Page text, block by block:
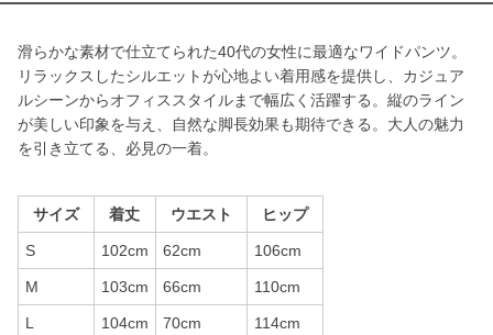
滑らかな素材で仕立てられた40代の女性に最適なワイドパンツ。
リラックスしたシルエットが心地よい着用感を提供し、カジュア
ルシーンからオフィススタイルまで幅広く活躍する。縦のライン
が美しい印象を与え、自然な脚長効果も期待できる。大人の魅力
を引き立てる、必見の一着。
サイズ 着丈 ウエスト ヒップ
S 102cm 62cm 106cm
M 103cm 66cm 110cm
L 104cm 70cm 114cm